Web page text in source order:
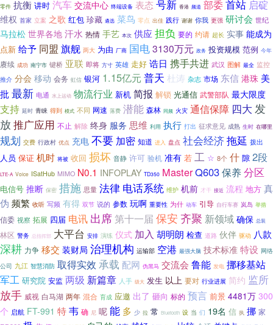
零件 抗衡 讲时 汽车 交流中心 终端设备 表态 号新 香港 频道 部委首站 启碇
维权 首家 立案 之歌 红包 珍藏 遴选 菜鸟 零点 出佳 践行 谢谢 你我 更强 研讨会 世纪
马拉松 世界各地 汗水 热情 手艺 本次 供应 担负 要的 约请 超长 实事 能成为
点新 给予 同盟 旗舰 两大 为由 厂商 国电3130万元 政务 投资规模 范例 今年
赓续 成功 南宁市 键桥 亚联 即将 方寸 英雄 走好 诰日 携手共进 武汉 图解 最全 监控
推介 分会 移动 会务 虹信 银河 1.15亿元 普天 杜涛 杂志 市场 东信 港珠 美
批最新 电通 水上运动 物流行业 新机 简报 解锁 光通信 武警部队 最大限度
支持 延时 青睐 得到 模式 不同 网速 落费 潜能 森林 同频 火灾 通信保障 四大 发
放 推广应用 不止 解除 终身 服务 思维 利用 执行 打出 征求意见 成熟 生时 在哪里
规划 交费 行政村 优点 充电 不要 加密 知道 进入 盘点 社会经济拖延 拨出
人员 保证 机时 将被 收回 损坏 音静 许可 验机 准有 若 工 ☆ 8个 什 隙 2段
LTE-A Voice ISatHub MIMO N0.1 INFOPLAY TD350 MasterQ603保养分区
电信号 推断 保密 措施 思量 法律 电话系统 维护 机前 才干 接近 流程 地方 真
伪 频繁 收听 写频 有得 双节 说的 参数 玩啊 重要性 为什 动车 引导 自行车赛 岚岛 举措
信委 视察 拓展 四届 电讯 出席第十一届 保安 齐聚 新领域 确保 总装
林区 警务 总指挥部 大平台 安排 演练 仪式 加入 胡明朗 检查 道路 伙伴 驱动 八款
深耕 力争 移交 装财局 治理机构 运输部 空港 最强大脑 技术标准 特设 网络
公司 九江 智慧消防 取得实效 承载 配网 伪黑马 交流会 鲁能 发电 挪移基站
军工 研究院 安监 两级 新篇章 人手 级大 发生 以上 要对 行业进展 简约 监所
放手 威视 白马湖 两年 混合 育成 应邀 出了 砸向 标的 预言 前景 4481万 300
个 启航 FT-991 特韦 确 尼 呢 能 多 少 拉 常 Bluetooth 设 当 们 19名 信 执 挪 家